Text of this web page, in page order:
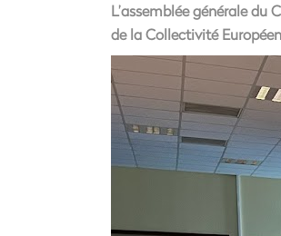
L’assemblée générale du
de la Collectivité